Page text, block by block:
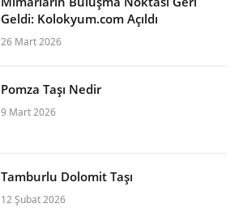
Geldi: Kolokyum.com Açıldı
26 Mart 2026
Pomza Taşı Nedir
9 Mart 2026
Tamburlu Dolomit Taşı
12 Şubat 2026